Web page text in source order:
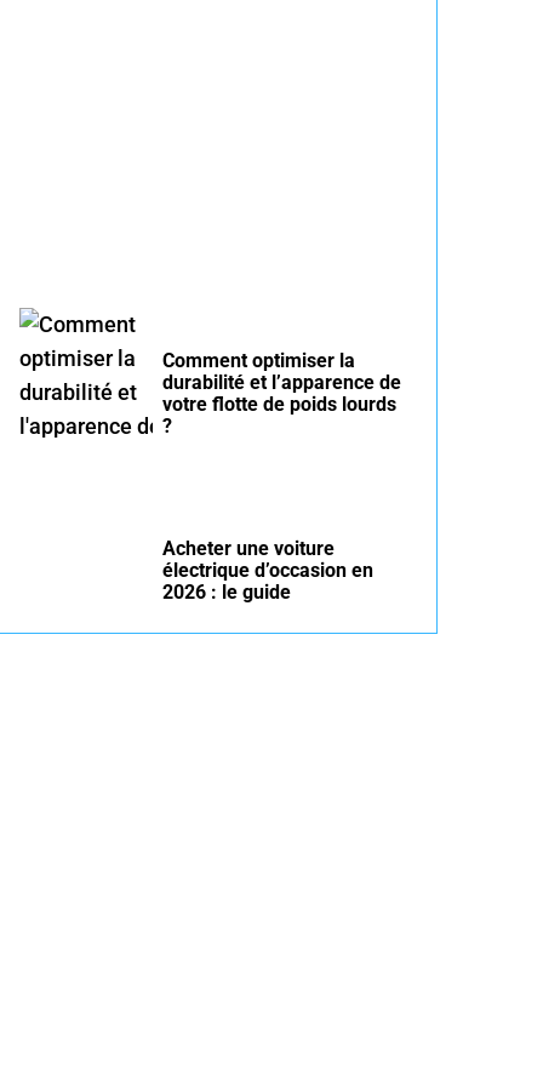
Comment optimiser la
durabilité et l’apparence de
votre flotte de poids lourds
?
Acheter une voiture
électrique d’occasion en
2026 : le guide